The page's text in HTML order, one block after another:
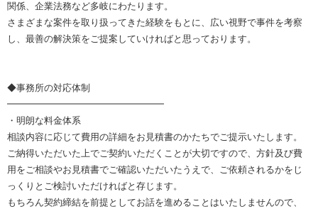
関係、企業法務など多岐にわたります。
さまざまな案件を取り扱ってきた経験をもとに、広い視野で事件を考察
し、最善の解決策をご提案していければと思っております。
◆事務所の対応体制
━━━━━━━━━━━━━━━━━
・明朗な料金体系
相談内容に応じて費用の詳細をお見積書のかたちでご提示いたします。
ご納得いただいた上でご契約いただくことが大切ですので、方針及び費
用をご相談やお見積書でご確認いただいたうえで、ご依頼されるかをじ
っくりとご検討いただければと存じます。
もちろん契約締結を前提としてお話を進めることはいたしませんので、